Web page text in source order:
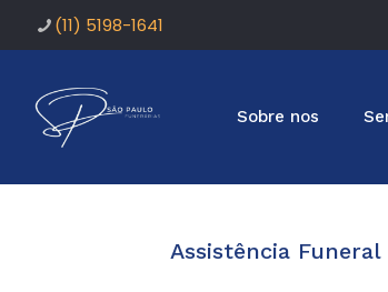
(11) 5198-1641
Sobre nos
Assistência